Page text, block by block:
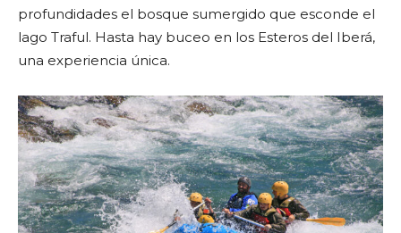
profundidades el bosque sumergido que esconde el
lago Traful. Hasta hay buceo en los Esteros del Iberá,
una experiencia única.